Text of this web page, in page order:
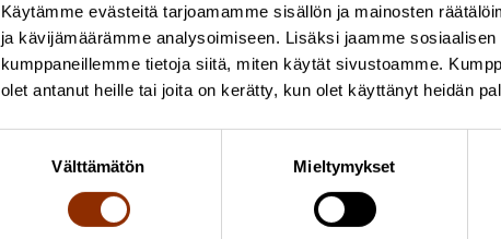
Käytämme evästeitä tarjoamamme sisällön ja mainosten
ja kävijämäärämme analysoimiseen. Lisäksi jaamme
kumppaneillemme tietoja siitä, miten käytät sivustoamme.
olet antanut heille tai joita on kerätty, kun olet käyttänyt heidän
Välttämätön Mieltymykset